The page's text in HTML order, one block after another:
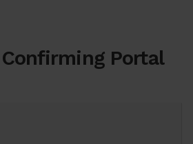
Portal